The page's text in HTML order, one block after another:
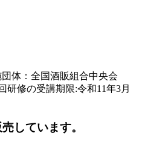
体：全国酒販組合中央会
研修の受講期限:令和11年3月
しています。